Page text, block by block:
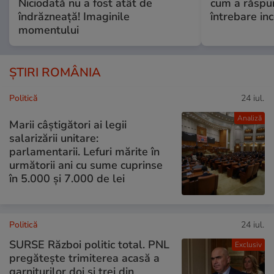
Niciodată nu a fost atât de
îndrăzneață! Imaginile
momentului
cum a
întrebare
ȘTIRI ROMÂNIA
Analiză
Politică 24 iul.
Marii câștigători ai legii
salarizării unitare:
parlamentarii. Lefuri mărite în
următorii ani cu sume cuprinse
în 5.000 și 7.000 de lei
Exclusiv
Politică 24 iul.
SURSE Război politic total. PNL
pregătește trimiterea acasă a